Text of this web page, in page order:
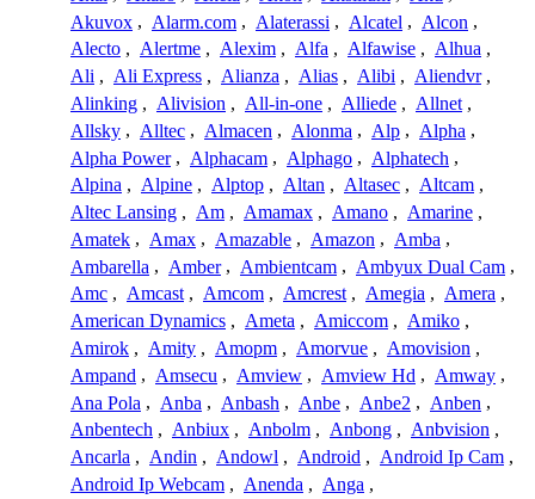
Akuvox , Alarm.com , Alaterassi , Alcatel , Alcon ,
Alecto , Alertme , Alexim , Alfa , Alfawise , Alhua ,
Ali , Ali Express , Alianza , Alias , Alibi , Aliendvr ,
Alinking , Alivision , All-in-one , Alliede , Allnet ,
Allsky , Alltec , Almacen , Alonma , Alp , Alpha ,
Alpha Power , Alphacam , Alphago , Alphatech ,
Alpina , Alpine , Alptop , Altan , Altasec , Altcam ,
Altec Lansing , Am , Amamax , Amano , Amarine ,
Amatek , Amax , Amazable , Amazon , Amba ,
Ambarella , Amber , Ambientcam , Ambyux Dual Cam ,
Amc , Amcast , Amcom , Amcrest , Amegia , Amera ,
American Dynamics , Ameta , Amiccom , Amiko ,
Amirok , Amity , Amopm , Amorvue , Amovision ,
Ampand , Amsecu , Amview , Amview Hd , Amway ,
Ana Pola , Anba , Anbash , Anbe , Anbe2 , Anben ,
Anbentech , Anbiux , Anbolm , Anbong , Anbvision ,
Ancarla , Andin , Andowl , Android , Android Ip Cam ,
Android Ip Webcam , Anenda , Anga ,